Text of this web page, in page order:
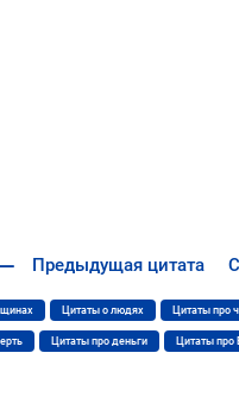
Предыдущая цитата
Цитаты о людях Цитаты про
Цитаты про деньги Цитаты про